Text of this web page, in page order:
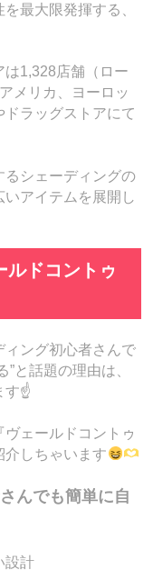
最大限発揮する、
1,328店舗（ロー
メリカ、ヨーロッ
ラッグストアにて
るシェーディングの
アイテムを展開し
ドコントゥ
ィング初心者さんで
と話題の理由は、
す☝️
ェールドコントゥ
介しちゃいます
んでも簡単に自
設計